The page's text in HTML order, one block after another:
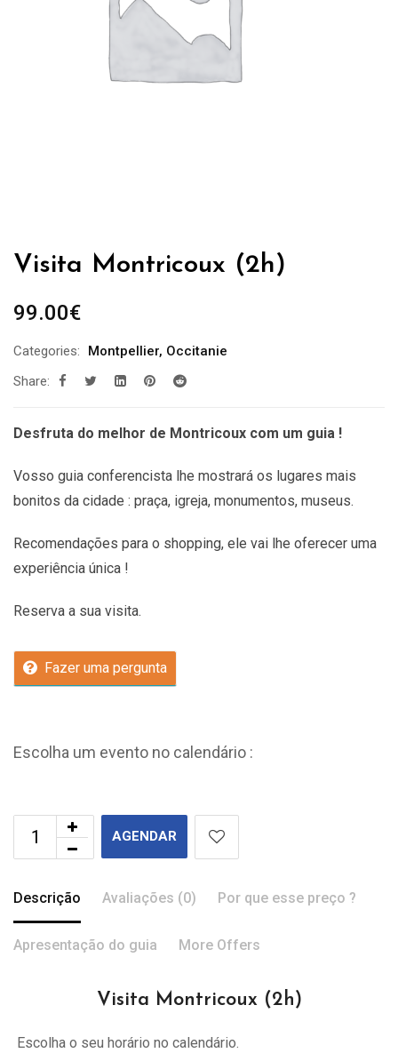
Visita Montricoux (2h)
99.00€
Categories: Montpellier, Occitanie
Share:
Desfruta do melhor de Montricoux com um guia !
Vosso guia conferencista lhe mostrará os lugares mais
bonitos da cidade : praça, igreja, monumentos, museus.
Recomendações para o shopping, ele vai lhe oferecer uma
experiência única !
Reserva a sua visita.
Fazer uma pergunta
Escolha um evento no calendário :
AGENDAR
Descrição Avaliações (0) Por que esse preço ?
Apresentação do guia More Offers
Visita Montricoux (2h)
Escolha o seu horário no calendário.